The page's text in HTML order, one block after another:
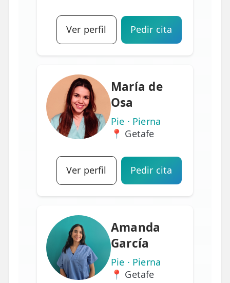
Ver perfil Pedir cita
María de
Osa
Pie · Pierna
📍 Getafe
Ver perfil Pedir cita
Amanda
García
Pie · Pierna
📍 Getafe